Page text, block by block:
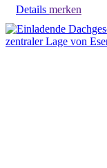
Details merken